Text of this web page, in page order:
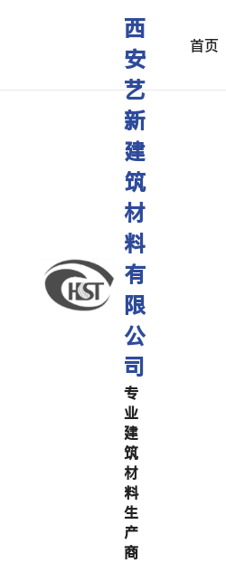
西
安
艺
新
建
筑
材
料
有
限
公
司
专
业
建
筑
材
料
生
产
商
首页